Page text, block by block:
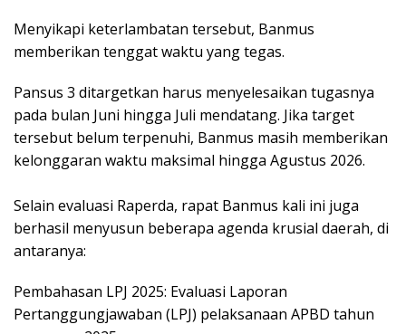
​Menyikapi keterlambatan tersebut, Banmus
memberikan tenggat waktu yang tegas.
Pansus 3 ditargetkan harus menyelesaikan tugasnya
pada bulan Juni hingga Juli mendatang. Jika target
tersebut belum terpenuhi, Banmus masih memberikan
kelonggaran waktu maksimal hingga Agustus 2026.
​Selain evaluasi Raperda, rapat Banmus kali ini juga
berhasil menyusun beberapa agenda krusial daerah, di
antaranya:
​Pembahasan LPJ 2025: Evaluasi Laporan
Pertanggungjawaban (LPJ) pelaksanaan APBD tahun